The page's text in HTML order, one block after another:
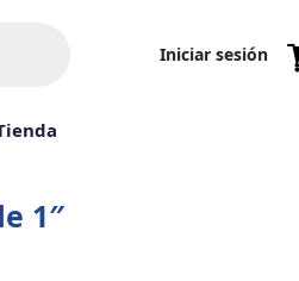
Iniciar sesión
1″